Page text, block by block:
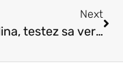
Next
En attendant l’arrivée de macOS Catalina, testez sa version bêta